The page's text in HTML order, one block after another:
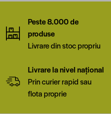
Peste 8.000 de
produse
Livrare din stoc propriu
Livrare la nivel național
Prin curier rapid sau
flota proprie